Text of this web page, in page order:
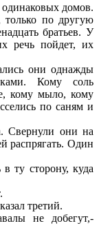
домов.
по другую
братьев. У
речь пойдет, их
они однажды
Кому соль
кому мыло, кому
по саням и
Свернули они на
распрягать. Один
ту сторону, куда
третий.
не добегут,-